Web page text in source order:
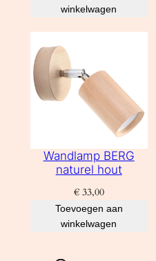
winkelwagen
Wandlamp BERG
naturel hout
€33,00
Toevoegen aan
winkelwagen